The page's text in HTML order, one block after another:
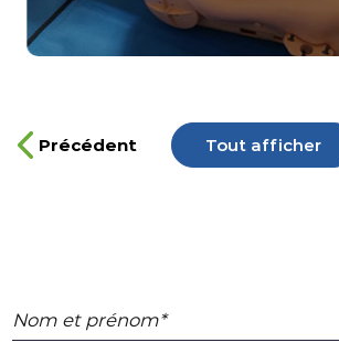
Précédent Tout afficher
Nom et prénom*